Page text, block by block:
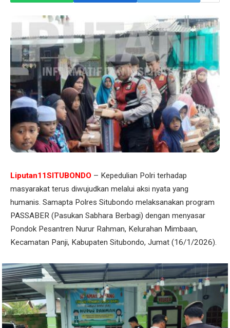
Liputan11SITUBONDO – Kepedulian Polri terhadap
masyarakat terus diwujudkan melalui aksi nyata yang
humanis. Samapta Polres Situbondo melaksanakan program
PASSABER (Pasukan Sabhara Berbagi) dengan menyasar
Pondok Pesantren Nurur Rahman, Kelurahan Mimbaan,
Kecamatan Panji, Kabupaten Situbondo, Jumat (16/1/2026).